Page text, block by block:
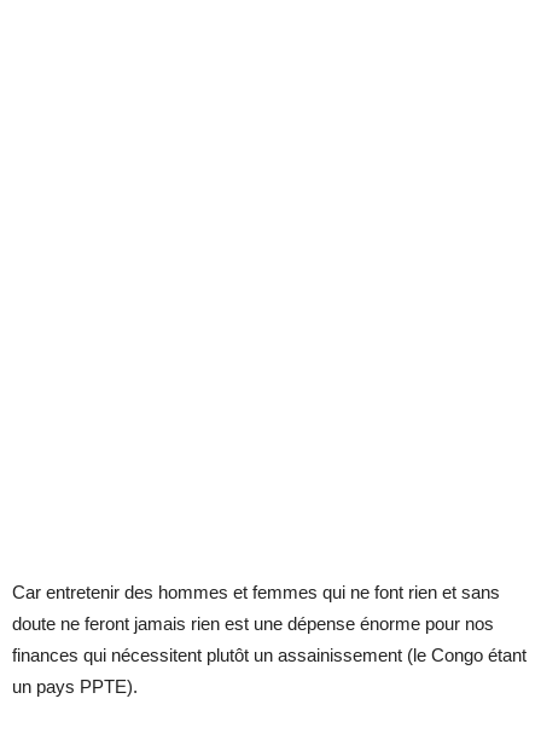
Car entretenir des hommes et femmes qui ne font rien et sans
doute ne feront jamais rien est une dépense énorme pour nos
finances qui nécessitent plutôt un assainissement (le Congo étant
un pays PPTE).